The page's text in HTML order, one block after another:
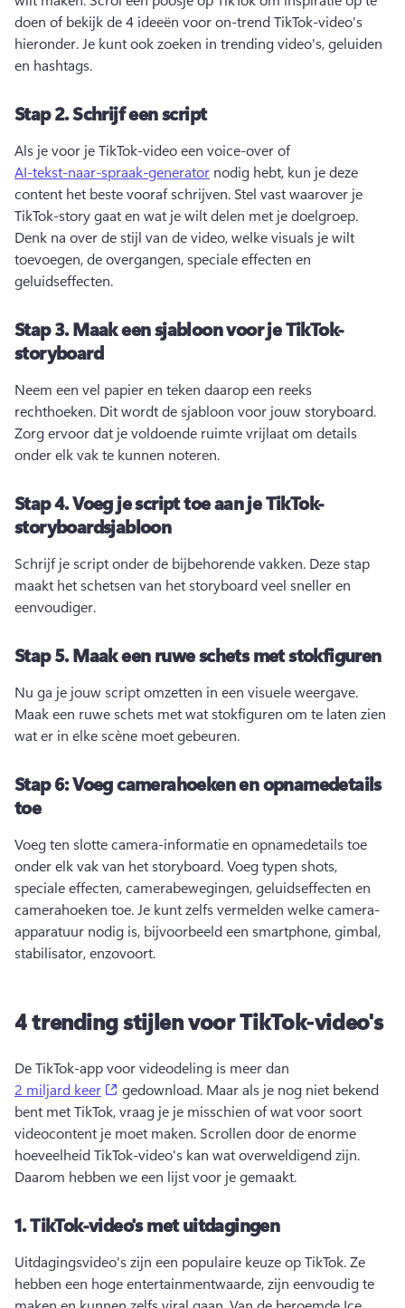
doen of bekijk de 4 ideeën voor on-trend TikTok-video's
hieronder. Je kunt ook zoeken in trending video's, geluiden
en hashtags.
Stap 2.Schrijf een script
Als je voor je TikTok-video een voice-over of
AI-tekst-naar-spraak-generator nodig hebt, kun je deze
content het beste vooraf schrijven. Stel vast waarover je
Denk na over de stijl van de video, welke visuals je wilt
toevoegen, de overgangen, speciale effecten en
geluidseffecten.
Stap 3.Maak een sjabloon voor je TikTok-
storyboard
Neem een vel papier en teken daarop een reeks
rechthoeken.
Zorg ervoor dat je voldoende ruimte vrijlaat om details
onder elk vak te kunnen noteren.
Stap 4.Voeg je script toe aan je TikTok-
storyboardsjabloon
Schrijf je script onder de bijbehorende vakken. Deze stap
maakt het schetsen van het storyboard veel sneller en
eenvoudiger.
Stap 5.Maak een ruwe schets met stokfiguren
Maak een ruwe schets met wat stokfiguren om te laten zien
wat er in elke scène moet gebeuren.
Stap 6:Voeg camerahoeken en opnamedetails
toe
Voeg ten slotte camera-informatie en opnamedetails toe
onder elk vak van het storyboard. Voeg typen shots,
speciale effecten, camerabewegingen, geluidseffecten en
camerahoeken toe. Je kunt zelfs vermelden welke camera-
apparatuur nodig is, bijvoorbeeld een smartphone, gimbal,
stabilisator, enzovoort.
4 trending stijlen voor TikTok-video's
De TikTok-app voor videodeling is meer dan
2 miljard keer
(opens in a new tab)
gedownload. Maar als je nog niet bekend
bent met TikTok, vraag je je misschien of wat voor soort
videocontent je moet maken. Scrollen door de enorme
hoeveelheid TikTok-video's kan wat overweldigend zijn.
Daarom hebben we een lijst voor je gemaakt.
1.TikTok-video's met uitdagingen
Uitdagingsvideo's zijn een populaire keuze op TikTok. Ze
hebben een hoge entertainmentwaarde, zijn eenvoudig te